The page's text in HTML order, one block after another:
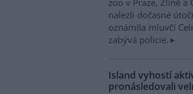
zoo v Praze, Zlíně a
nalezli dočasné
oznámila mluvčí
zabývá policie.
Island vyhostí
pronásledovali